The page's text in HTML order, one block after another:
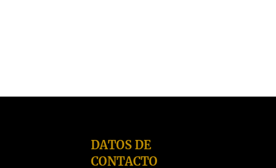
DATOS DE
CONTACTO